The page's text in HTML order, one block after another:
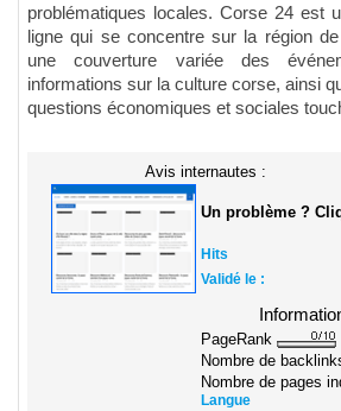
problématiques locales. Corse 24 est
ligne qui se concentre sur la région
une couverture variée des
informations sur la culture corse, ainsi
questions économiques et sociales
Avis internautes :
Un problème ?
Hits
Validé le :
PageRank
Nombre de
Nombre de pages
Langue